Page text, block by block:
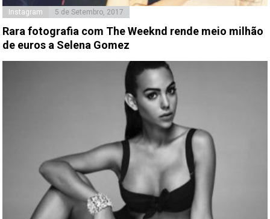
Instagram 5 de Setembro, 2017
Rara fotografia com The Weeknd rende meio milhão
de euros a Selena Gomez